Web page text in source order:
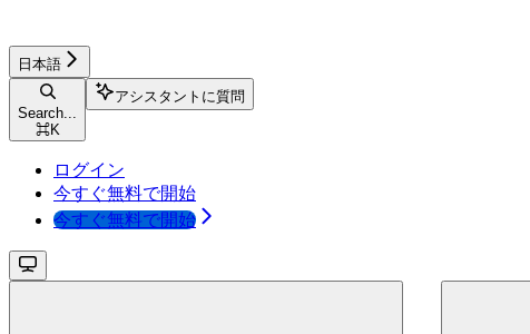
日本語
Search...
⌘K
アシスタントに質問
ログイン
今すぐ無料で開始
今すぐ無料で開始